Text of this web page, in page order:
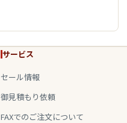
サービス
セール情報
御見積もり依頼
FAXでのご注文について